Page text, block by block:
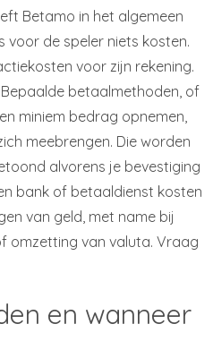
Betamo in het algemeen
voor de speler niets kosten.
voor zijn rekening.
betaalmethoden, of
miniem bedrag opnemen,
meebrengen. Die worden
alvorens je bevestiging
bank of betaaldienst kosten
van geld, met name bij
omzetting van valuta. Vraag
en wanneer